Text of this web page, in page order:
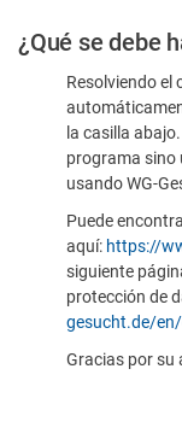
¿Qué se debe
Resolviendo el
la casilla
programa sino
usando WG-
Puede
aquí: https://
siguiente
protección de
gesucht.de/
Gracias por su